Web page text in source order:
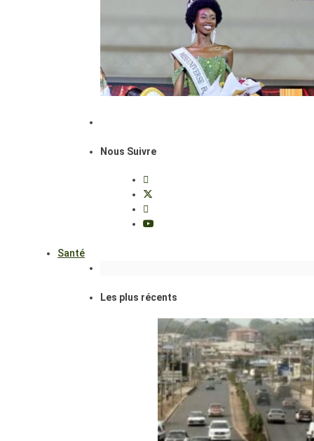
Nous Suivre
Santé
Les plus récents